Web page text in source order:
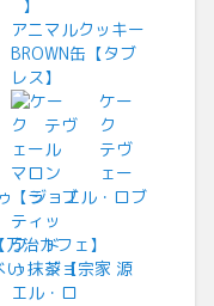
】
アニマルクッキー
BROWN缶【タブ
レス】
ケー
ク
テヴ
ェー
ジョエル・ロブ
治カフェ】
い 抹茶【宗家 源